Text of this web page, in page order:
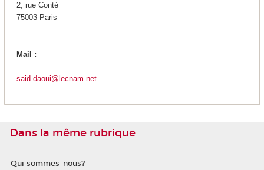
2, rue Conté
75003 Paris
Mail :
said.daoui@lecnam.net
Dans la même rubrique
Qui sommes-nous?